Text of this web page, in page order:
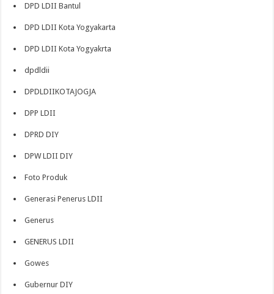
DPD LDII Bantul
DPD LDII Kota Yogyakarta
DPD LDII Kota Yogyakrta
dpdldii
DPDLDIIKOTAJOGJA
DPP LDII
DPRD DIY
DPW LDII DIY
Foto Produk
Generasi Penerus LDII
Generus
GENERUS LDII
Gowes
Gubernur DIY